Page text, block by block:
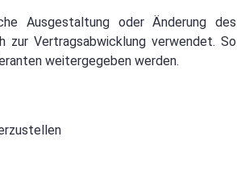
Ausgestaltung oder Änderung des
zur Vertragsabwicklung verwendet. So
weitergegeben werden.